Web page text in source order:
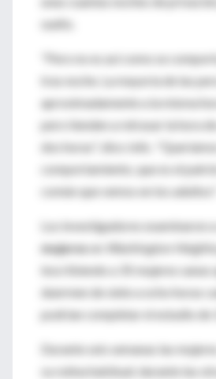
sueño.
"Pero no es así como se
tras noche. La mayoría de las
aproximadamente a la misma
pero tienden a retrasar la hora
dos horas", dice Jelic.
comportamiento, que es el
común que vemos en los adultos".
Los investigadores examinaron a
mujeresen Washington Heights
inscribiendo a 35 mujeres sanas
duermen de siete a ocho horas
podrían completar el estudio de
Durante seis semanas las
su rutina habitual; durante las